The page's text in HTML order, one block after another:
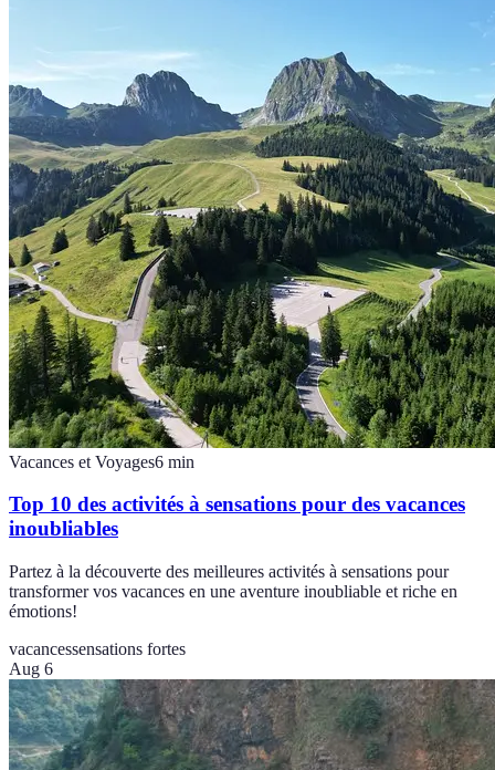
Vacances et Voyages6 min
Top 10 des activités à sensations pour des vacances
inoubliables
Partez à la découverte des meilleures activités à sensations pour
transformer vos vacances en une aventure inoubliable et riche en
émotions!
vacancessensations fortes
Aug 6